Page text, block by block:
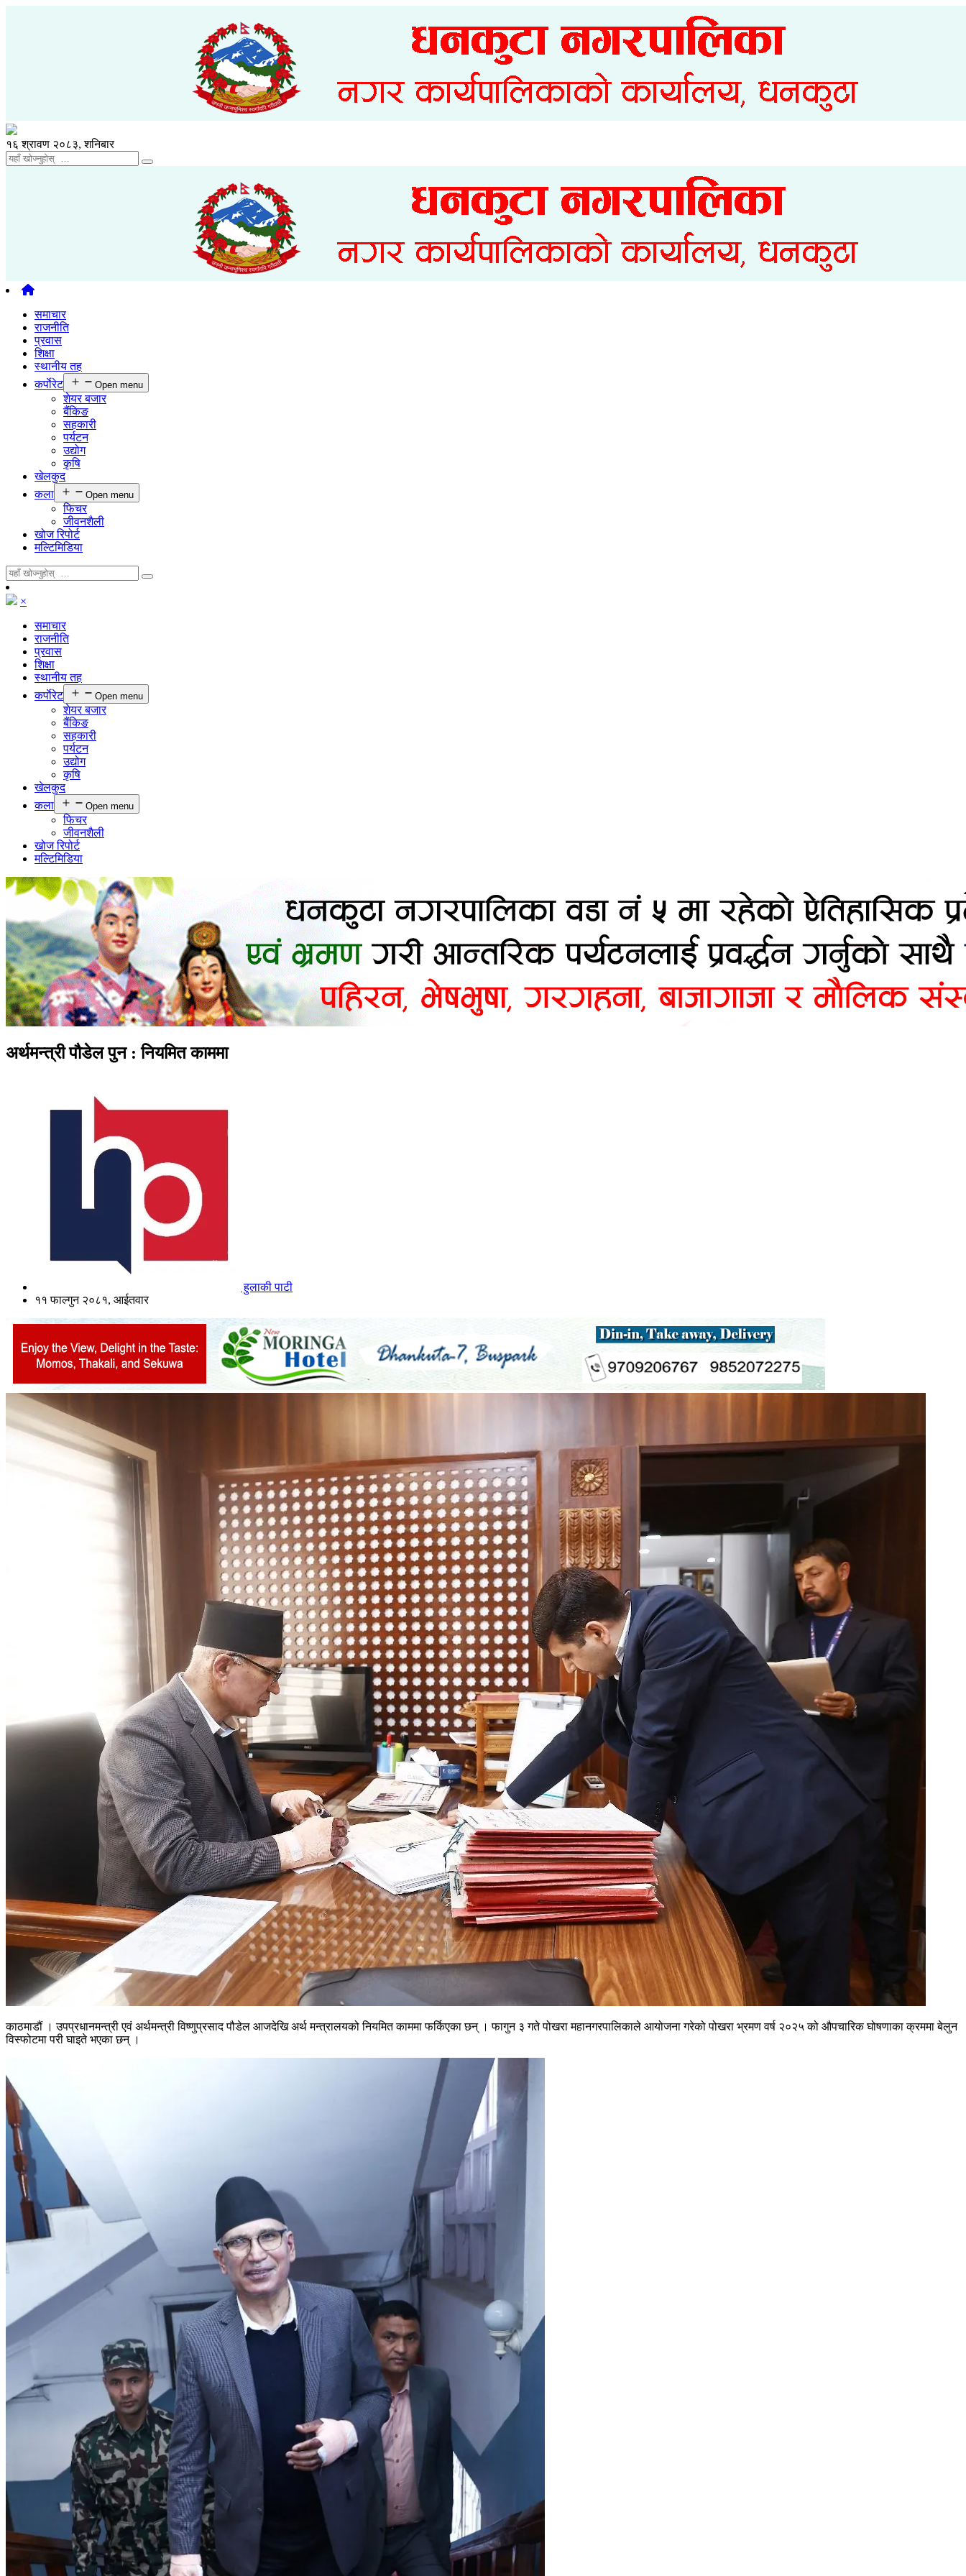
१६ श्रावण २०८३, शनिबार
समाचार
राजनीति
प्रवास
शिक्षा
स्थानीय तह
कर्पाेरेट
Open menu
शेयर बजार
बैंकिङ
सहकारी
पर्यटन
उद्योग
कृषि
खेलकुद
कला
Open menu
फिचर
जीवनशैली
खोज रिपोर्ट
मल्टिमिडिया
×
समाचार
राजनीति
प्रवास
शिक्षा
स्थानीय तह
कर्पाेरेट
Open menu
शेयर बजार
बैंकिङ
सहकारी
पर्यटन
उद्योग
कृषि
खेलकुद
कला
Open menu
फिचर
जीवनशैली
खोज रिपोर्ट
मल्टिमिडिया
अर्थमन्त्री पौडेल पुन : नियमित काममा
हुलाकी पाटी
११ फाल्गुन २०८१, आईतवार
काठमाडौं । उपप्रधानमन्त्री एवं अर्थमन्त्री विष्णुप्रसाद पौडेल आजदेखि अर्थ मन्त्रालयको नियमित काममा फर्किएका छन् । फागुन ३ गते पोखरा महानगरपालिकाले आयोजना गरेको पोखरा भ्रमण वर्ष २०२५ को औपचारिक घोषणाका क्रममा बेलुन
विस्फोटमा परी घाइते भएका छन् ।